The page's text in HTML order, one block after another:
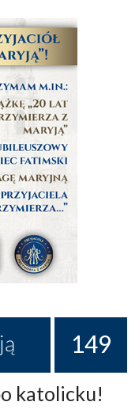
149
katolicku!